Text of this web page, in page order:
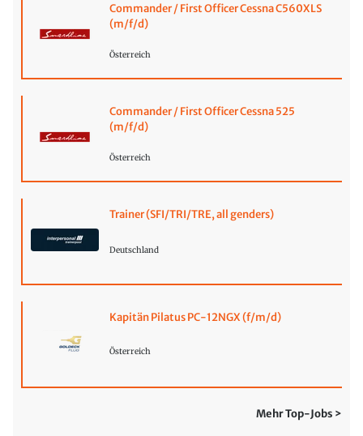
Commander / First Officer Cessna C560XLS
(m/f/d)
Österreich
Commander / First Officer Cessna 525
(m/f/d)
Österreich
Trainer (SFI/TRI/TRE, all genders)
Deutschland
Kapitän Pilatus PC-12NGX (f/m/d)
Österreich
Mehr Top-Jobs >